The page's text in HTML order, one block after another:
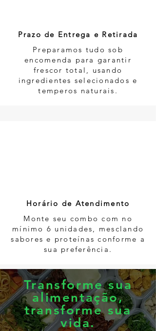
Prazo de Entrega e Retirada
Preparamos tudo sob
encomenda para garantir
frescor total, usando
ingredientes selecionados e
temperos naturais.
Horário de Atendimento
Monte seu combo com no
mínimo 6 unidades, mesclando
sabores e proteínas conforme a
sua preferência.
Transforme sua
alimentação,
transforme sua
vida.